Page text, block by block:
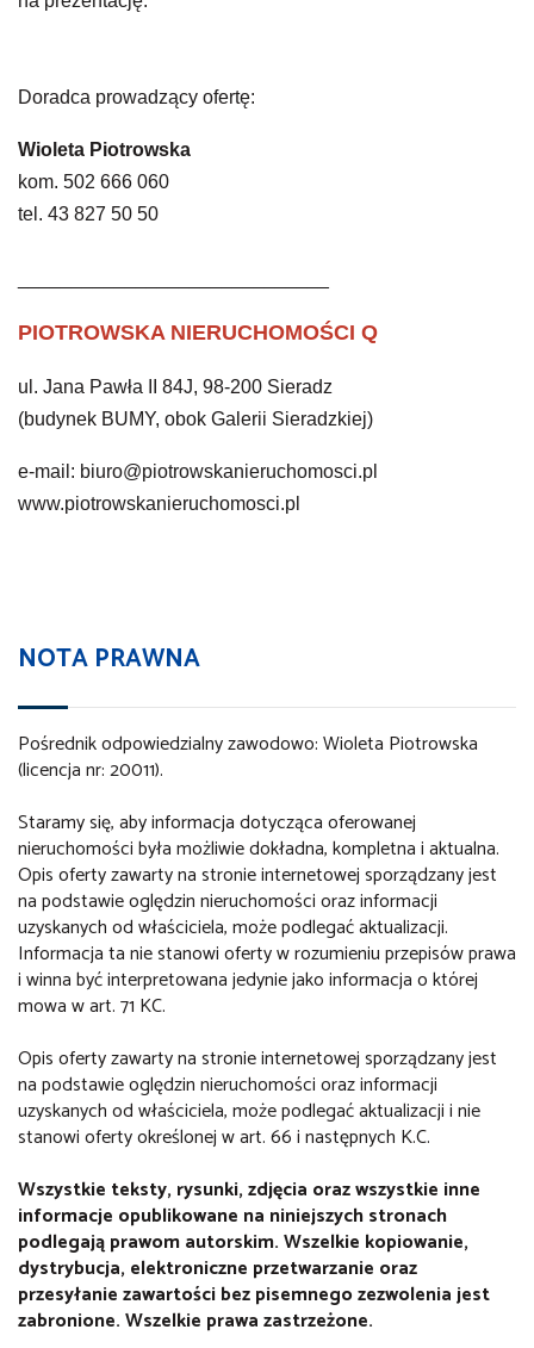
Doradca prowadzący ofertę:
Wioleta Piotrowska
kom. 502 666 060
tel. 43 827 50 50
PIOTROWSKA NIERUCHOMOŚCI Q
ul. Jana Pawła II 84J, 98-200 Sieradz
(budynek BUMY, obok Galerii Sieradzkiej)
e-mail: biuro@piotrowskanieruchomosci.pl
www.piotrowskanieruchomosci.pl
NOTA PRAWNA
Pośrednik odpowiedzialny zawodowo: Wioleta Piotrowska
(licencja nr: 20011).
Staramy się, aby informacja dotycząca oferowanej
nieruchomości była możliwie dokładna, kompletna i aktualna.
Opis oferty zawarty na stronie internetowej sporządzany jest
na podstawie oględzin nieruchomości oraz informacji
uzyskanych od właściciela, może podlegać aktualizacji.
Informacja ta nie stanowi oferty w rozumieniu przepisów prawa
i winna być interpretowana jedynie jako informacja o której
mowa w art. 71 KC.
Opis oferty zawarty na stronie internetowej sporządzany jest
na podstawie oględzin nieruchomości oraz informacji
uzyskanych od właściciela, może podlegać aktualizacji i nie
stanowi oferty określonej w art. 66 i następnych K.C.
Wszystkie teksty, rysunki, zdjęcia oraz wszystkie inne
informacje opublikowane na niniejszych stronach
podlegają prawom autorskim. Wszelkie kopiowanie,
dystrybucja, elektroniczne przetwarzanie oraz
przesyłanie zawartości bez pisemnego zezwolenia jest
zabronione. Wszelkie prawa zastrzeżone.